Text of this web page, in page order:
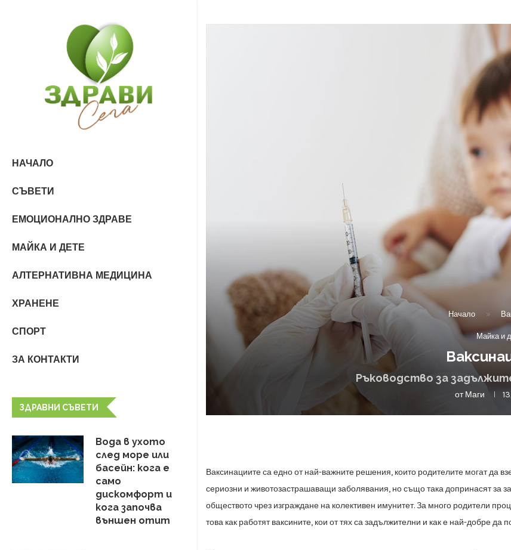
НАЧАЛО
СЪВЕТИ
ЕМОЦИОНАЛНО ЗДРАВЕ
МАЙКА И ДЕТЕ
АЛТЕРНАТИВНА МЕДИЦИНА
ХРАНЕНЕ
СПОРТ
ЗА КОНТАКТИ
ЗДРАВНИ СЪВЕТИ
Вода в ухото
след море или
басейн: кога е
само
дискомфорт и
кога започва
външен отит
Начало »
Майка и
Ръководство за
отМаги
Ваксинациите са едно от най-важните решения, които родителите могат да
сериозни и животозастрашаващи заболявания, но също така допринасят за
обществото чрез изграждане на колективен имунитет. За много родители
това как работятваксините, кои от тях са задължителни и как е най-добре да